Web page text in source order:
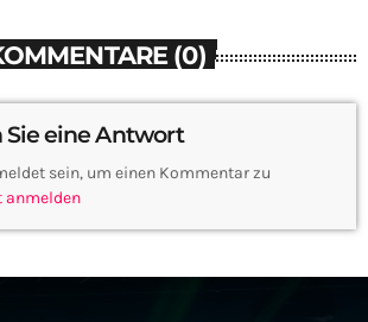
(0)
Sie eine Antwort
sein, um einen Kommentar zu
anmelden